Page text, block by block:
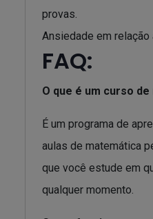
provas.
Ansiedade em relação
FAQ:
O que é um curso
É um programa de
aulas de matemática
que você estude em
qualquer momento.